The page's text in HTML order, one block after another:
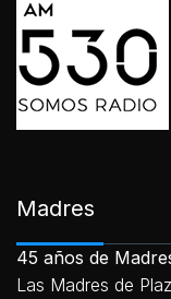
Madres
45 años de
Las Madres de